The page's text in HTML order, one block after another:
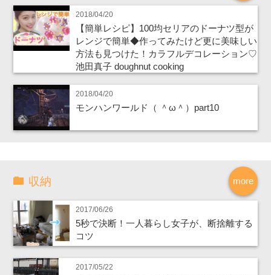
2018/04/20
【簡単レシピ】100均セリアのドーナツ型が
レンジで簡単◆作ってみたけど更に美味しい
方法も見つけた！カラフルデコレーション♡
池田真子 doughnut cooking
2018/04/20
モンハンワールド（ ＾ω＾）part10
more
収納
2017/06/26
5秒で決断！一人暮らし女子が、断捨離する
コツ
2017/05/22